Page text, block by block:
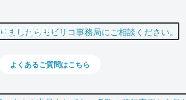
5500
よくあるご質問はこちら